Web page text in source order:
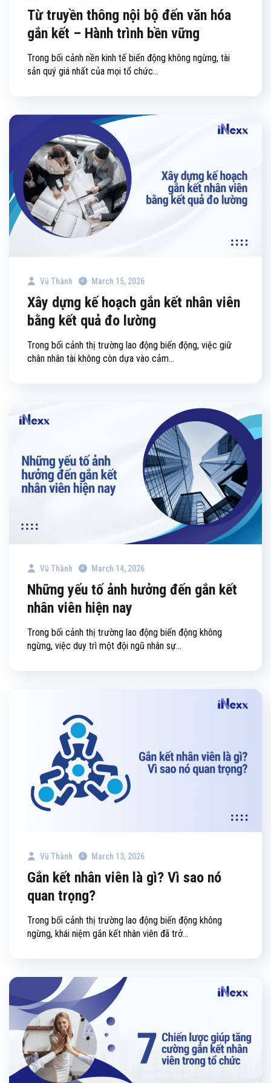
Từ truyền thông nội bộ đến văn hóa
gắn kết – Hành trình bền vững
Trong bối cảnh nền kinh tế biến động không ngừng, tài
sản quý giá nhất của mọi tổ chức...
Vũ Thành March 15, 2026
Xây dựng kế hoạch gắn kết nhân viên
bằng kết quả đo lường
Trong bối cảnh thị trường lao động biến động, việc giữ
chân nhân tài không còn dựa vào cảm...
Vũ Thành March 14, 2026
Những yếu tố ảnh hưởng đến gắn kết
nhân viên hiện nay
Trong bối cảnh thị trường lao động biến động không
ngừng, việc duy trì một đội ngũ nhân sự...
Vũ Thành March 13, 2026
Gắn kết nhân viên là gì? Vì sao nó
quan trọng?
Trong bối cảnh thị trường lao động biến động không
ngừng, khái niệm gắn kết nhân viên đã trở...